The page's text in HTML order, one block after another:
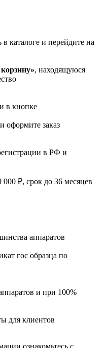
каталоге и перейдите на
, находящуюся
в кнопке
оформите заказ
в РФ и
₽, срок до 36 месяцев
аппаратов
гос образца по
и при 100%
для клиентов
ознакомьтесь с